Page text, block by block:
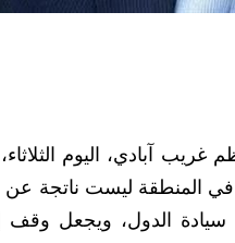
غريب آبادي، اليوم
المنطقة ليست ناتجة عن
الدول، ويجعل وقف